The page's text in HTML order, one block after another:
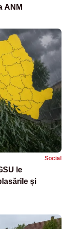
ANM
Social
le
și